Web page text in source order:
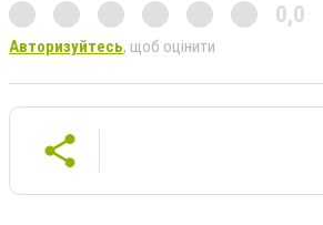
0,0
Авторизуйтесь, щоб оцінити